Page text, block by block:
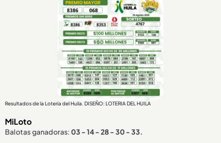
Resultados de la Lotería del Huila. DISEÑO: LOTERIA DEL HUILA
MiLoto
Balotas ganadoras: 03 - 14 - 28 - 30 - 33.